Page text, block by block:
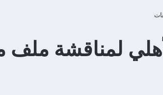
لمناقشة ملف